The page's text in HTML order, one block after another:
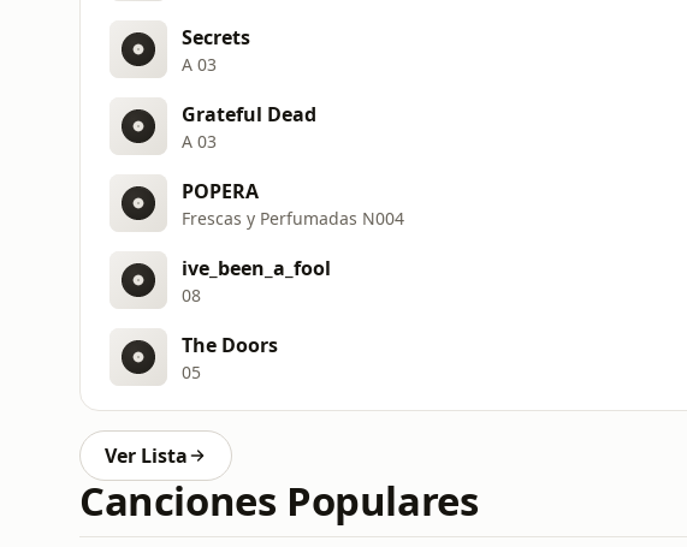
Secrets
A 03
Grateful Dead
A 03
POPERA
Frescas y Perfumadas N004
ive_been_a_fool
08
The Doors
05
Ver Lista
Canciones Populares